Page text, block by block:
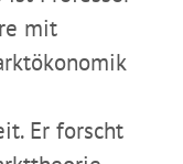
mit
Er forscht